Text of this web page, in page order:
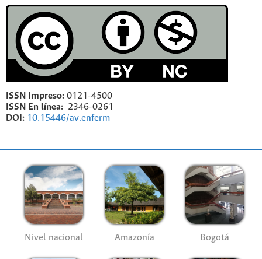
ISSN Impreso: 0121-4500
ISSN En línea: 2346-0261
DOI: 10.15446/av.enferm
Nivel nacional Amazonía Bogotá